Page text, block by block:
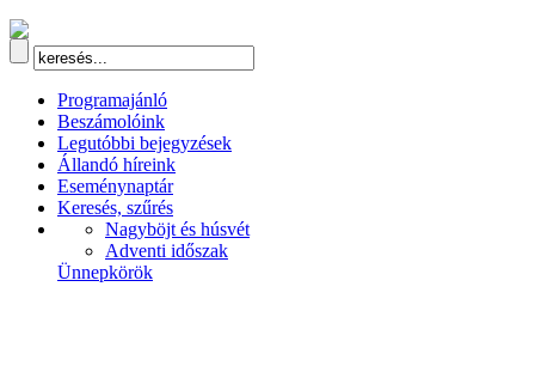
Programajánló
Beszámolóink
Legutóbbi bejegyzések
Állandó híreink
Eseménynaptár
Keresés, szűrés
Nagyböjt és húsvét
Adventi időszak
Ünnepkörök